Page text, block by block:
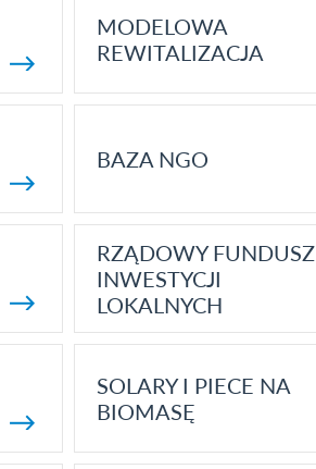
MODELOWA
REWITALIZACJA
BAZA NGO
RZĄDOWY FUNDUSZ
INWESTYCJI
LOKALNYCH
SOLARY I PIECE NA
BIOMASĘ